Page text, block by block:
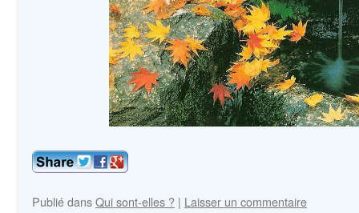
Publié dansQui sont-elles ? | Laisser un commentaire